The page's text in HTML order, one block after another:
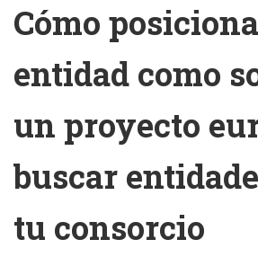
Cómo
entidad como
un proyecto
buscar
tu consorcio